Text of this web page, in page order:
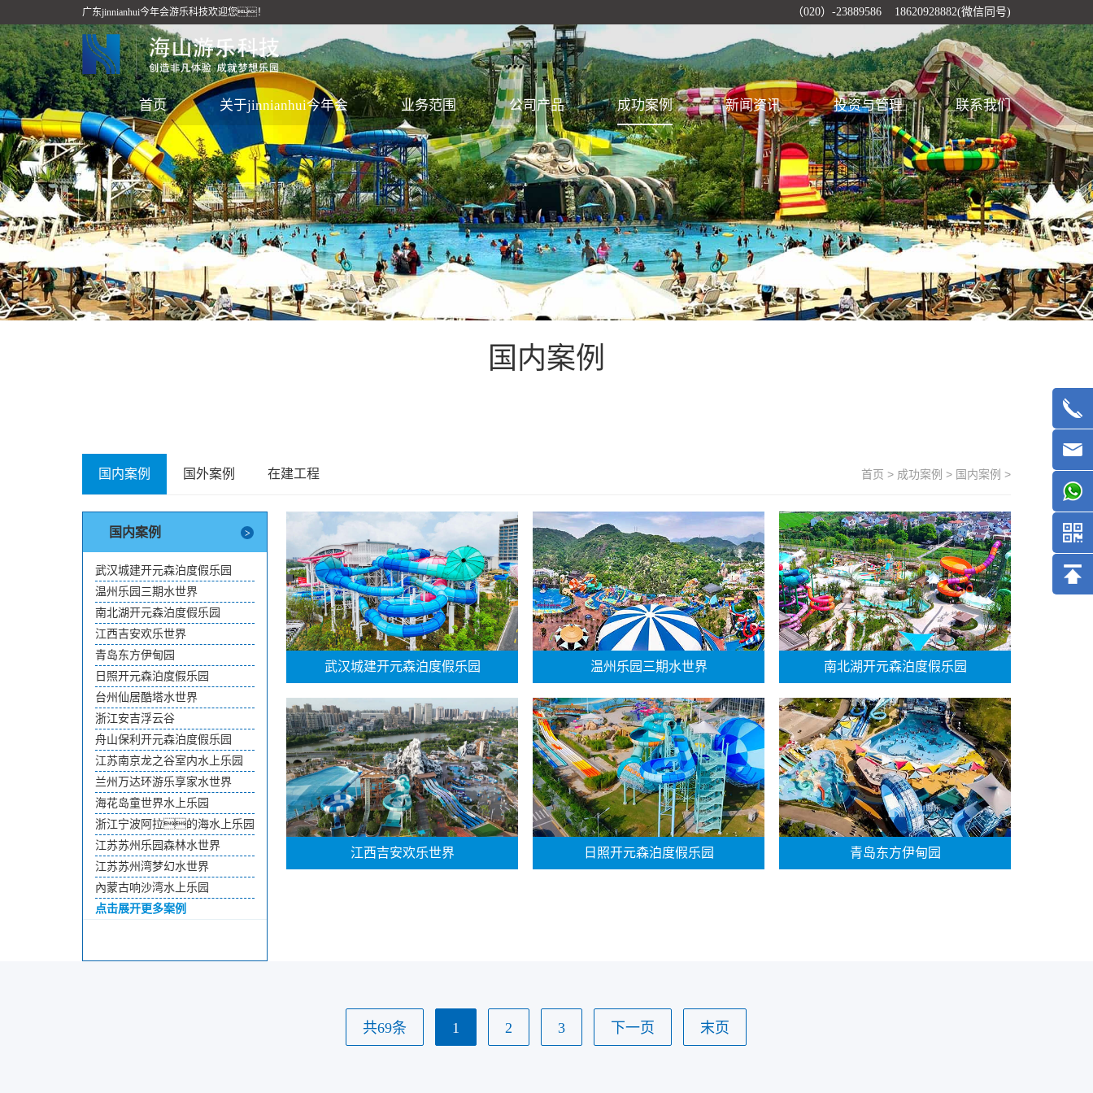
广东jinnianhui今年会游乐科技欢迎您！ （020）-23889586 18620928882(微信同号)
首页 关于jinnianhui今年会 业务范围 公司产品 成功案例 新闻资讯 投资与管理 联系我们
国内案例
首页 > 成功案例 > 国内案例 >
国内案例 国外案例 在建工程
国内案例
武汉城建开元森泊度假乐园
温州乐园三期水世界
南北湖开元森泊度假乐园
江西吉安欢乐世界
青岛东方伊甸园
日照开元森泊度假乐园
台州仙居酷塔水世界
浙江安吉浮云谷
舟山保利开元森泊度假乐园
江苏南京龙之谷室内水上乐园
兰州万达环游乐享家水世界
海花岛童世界水上乐园
浙江宁波阿拉的海水上乐园
江苏苏州乐园森林水世界
江苏苏州湾梦幻水世界
內蒙古响沙湾水上乐园
点击展开更多案例
武汉城建开元森泊度假乐园 温州乐园三期水世界 南北湖开元森泊度假乐园
江西吉安欢乐世界 日照开元森泊度假乐园 青岛东方伊甸园
共69条 1 2 3 下一页 末页